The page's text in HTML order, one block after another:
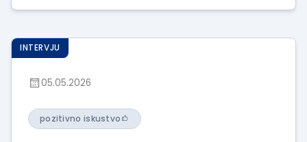
INTERVJU
05.05.2026
pozitivno iskustvo